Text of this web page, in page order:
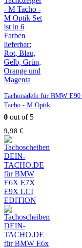
Tachonadeln für BMW
Tacho - M Optik
0 out of 5
9,98 €